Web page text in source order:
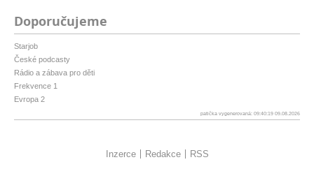
Doporučujeme
Starjob
České podcasty
Rádio a zábava pro děti
Frekvence 1
Evropa 2
patička vygenerovaná: 09:40:19 09.08.2026
Inzerce Redakce RSS